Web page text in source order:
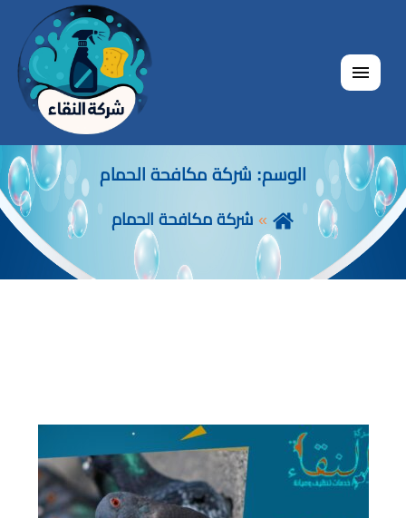
القائمة
الوسم: شركة مكافحة الحمام
شركة مكافحة الحمام